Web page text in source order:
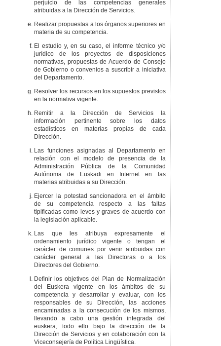
perjuicio de las competencias generales
atribuidas a la Dirección de Servicios.
Realizar propuestas a los órganos superiores en
materia de su competencia.
El estudio y, en su caso, el informe técnico y/o
jurídico de los proyectos de disposiciones
normativas, propuestas de Acuerdo de Consejo
de Gobierno o convenios a suscribir a iniciativa
del Departamento.
Resolver los recursos en los supuestos previstos
en la normativa vigente.
Remitir a la Dirección de Servicios la
información pertinente sobre los datos
estadísticos en materias propias de cada
Dirección.
Las funciones asignadas al Departamento en
relación con el modelo de presencia de la
Administración Pública de la Comunidad
Autónoma de Euskadi en Internet en las
materias atribuidas a su Dirección.
Ejercer la potestad sancionadora en el ámbito
de su competencia respecto a las faltas
tipificadas como leves y graves de acuerdo con
la legislación aplicable.
Las que les atribuya expresamente el
ordenamiento jurídico vigente o tengan el
carácter de comunes por venir atribuidas con
carácter general a las Directoras o a los
Directores del Gobierno.
Definir los objetivos del Plan de Normalización
del Euskera vigente en los ámbitos de su
competencia y desarrollar y evaluar, con los
responsables de su Dirección, las acciones
encaminadas a la consecución de los mismos,
llevando a cabo una gestión integrada del
euskera, todo ello bajo la dirección de la
Dirección de Servicios y en colaboración con la
Viceconsejería de Política Lingüística.